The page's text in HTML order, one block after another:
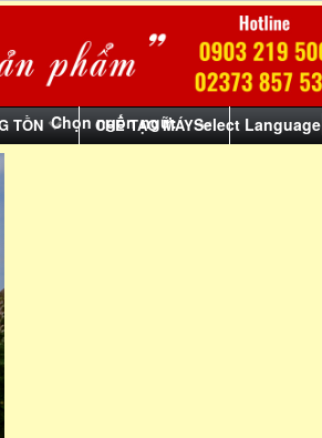
TỒN CHẾ TẠO MÁY
Chọn ngôn ngữ: Select Language